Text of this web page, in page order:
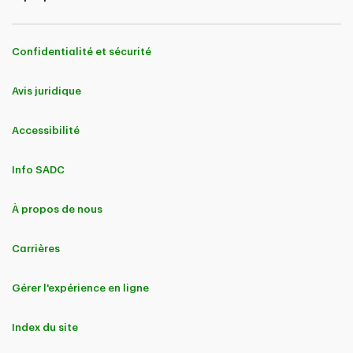
Confidentialité et sécurité
Avis juridique
Accessibilité
Info SADC
À propos de nous
Carrières
Gérer l'expérience en ligne
Index du site